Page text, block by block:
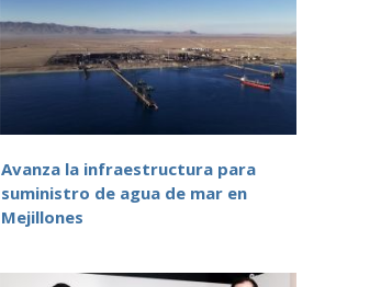
Avanza la infraestructura para
suministro de agua de mar en
Mejillones